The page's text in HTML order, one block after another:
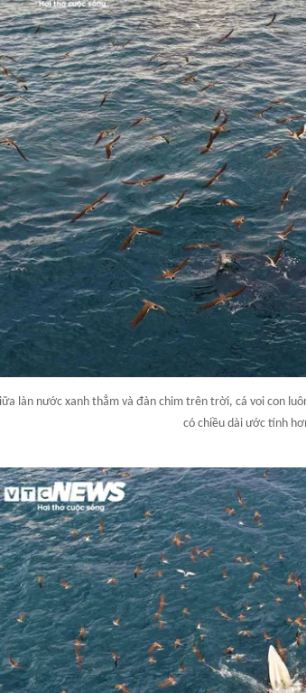
làn nước xanh thẳm và đàn chim trên trời, cá voi con
có chiều dài ước tính